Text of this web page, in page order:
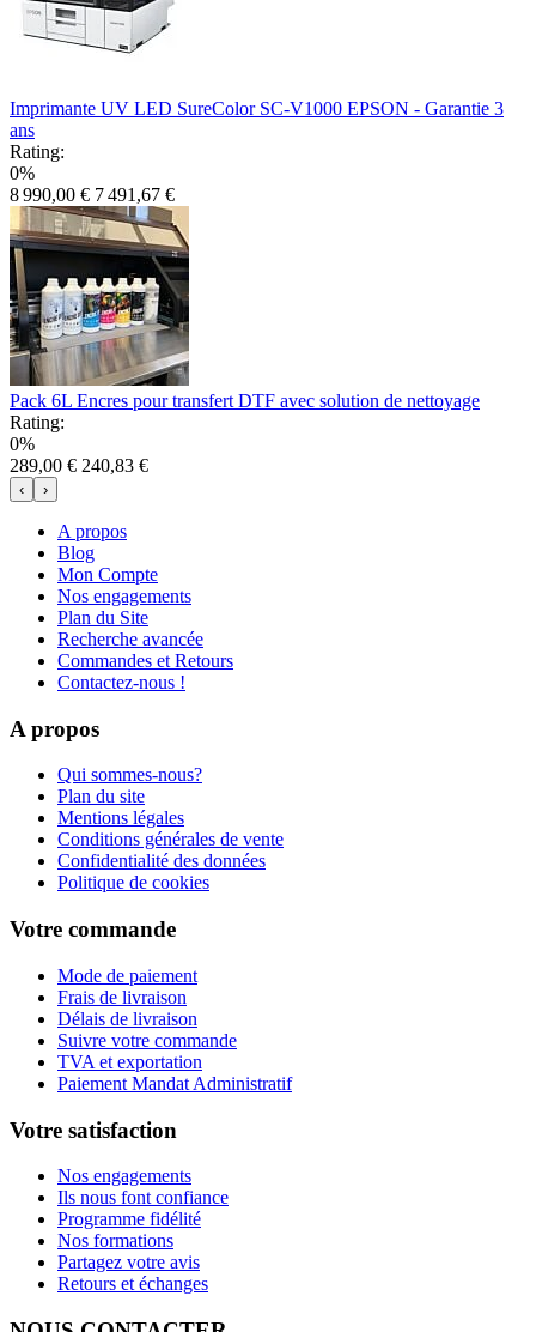
Imprimante UV LED SureColor SC-V1000 EPSON - Garantie 3
ans
Rating:
0%
8 990,00 € 7 491,67 €
Pack 6L Encres pour transfert DTF avec solution de nettoyage
Rating:
0%
289,00 € 240,83 €
‹ ›
A propos
Blog
Mon Compte
Nos engagements
Plan du Site
Recherche avancée
Commandes et Retours
Contactez-nous !
A propos
Qui sommes-nous?
Plan du site
Mentions légales
Conditions générales de vente
Confidentialité des données
Politique de cookies
Votre commande
Mode de paiement
Frais de livraison
Délais de livraison
Suivre votre commande
TVA et exportation
Paiement Mandat Administratif
Votre satisfaction
Nos engagements
Ils nous font confiance
Programme fidélité
Nos formations
Partagez votre avis
Retours et échanges